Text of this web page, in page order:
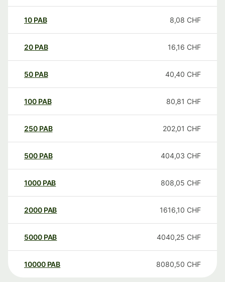
10 PAB 8,08 CHF
20 PAB 16,16 CHF
50 PAB 40,40 CHF
100 PAB 80,81 CHF
250 PAB 202,01 CHF
500 PAB 404,03 CHF
1000 PAB 808,05 CHF
2000 PAB 1616,10 CHF
5000 PAB 4040,25 CHF
10000 PAB 8080,50 CHF